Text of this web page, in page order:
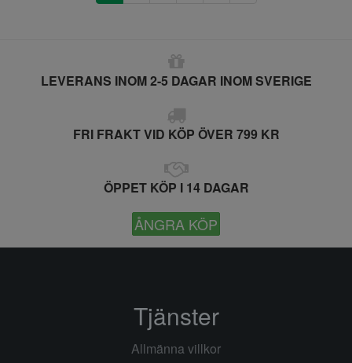
LEVERANS INOM 2-5 DAGAR INOM SVERIGE
FRI FRAKT VID KÖP ÖVER 799 KR
ÖPPET KÖP I 14 DAGAR
ÅNGRA KÖP
Tjänster
Allmänna villkor